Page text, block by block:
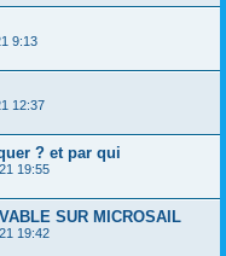
9:13
12:37
? et par qui
19:55
SUR MICROSAIL
19:42